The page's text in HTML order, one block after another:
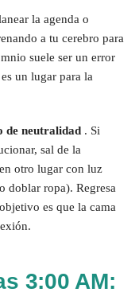
la agenda o
a tu cerebro para
suele ser un error
un lugar para la
de neutralidad . Si
sal de la
otro lugar con luz
doblar ropa). Regresa
es que la cama
3:00 AM: